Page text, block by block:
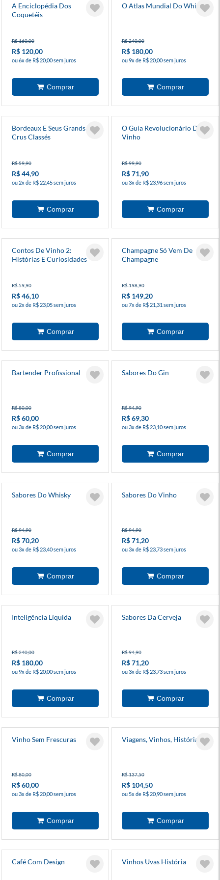
A Enciclopédia Dos
Coquetéis
R$ 160,00
R$ 120,00
ou 6x de R$ 20,00 sem juros
O Atlas Mundial Do Whisky
R$ 240,00
R$ 180,00
ou 9x de R$ 20,00 sem juros
Bordeaux E Seus Grands
Crus Classés
R$ 59,90
R$ 44,90
ou 2x de R$ 22,45 sem juros
O Guia Revolucionário Do
Vinho
R$ 99,90
R$ 71,90
ou 3x de R$ 23,96 sem juros
Contos De Vinho 2:
Histórias E Curiosidades
R$ 59,90
R$ 46,10
ou 2x de R$ 23,05 sem juros
Champagne Só Vem De
Champagne
R$ 198,90
R$ 149,20
ou 7x de R$ 21,31 sem juros
Bartender Profissional
R$ 80,00
R$ 60,00
ou 3x de R$ 20,00 sem juros
Sabores Do Gin
R$ 94,90
R$ 69,30
ou 3x de R$ 23,10 sem juros
Sabores Do Whisky
R$ 94,90
R$ 70,20
ou 3x de R$ 23,40 sem juros
Sabores Do Vinho
R$ 94,90
R$ 71,20
ou 3x de R$ 23,73 sem juros
Inteligência Líquida
R$ 240,00
R$ 180,00
ou 9x de R$ 20,00 sem juros
Sabores Da Cerveja
R$ 94,90
R$ 71,20
ou 3x de R$ 23,73 sem juros
Vinho Sem Frescuras
R$ 80,00
R$ 60,00
ou 3x de R$ 20,00 sem juros
Viagens, Vinhos, História 2
R$ 137,50
R$ 104,50
ou 5x de R$ 20,90 sem juros
Café Com Design Vinhos Uvas História